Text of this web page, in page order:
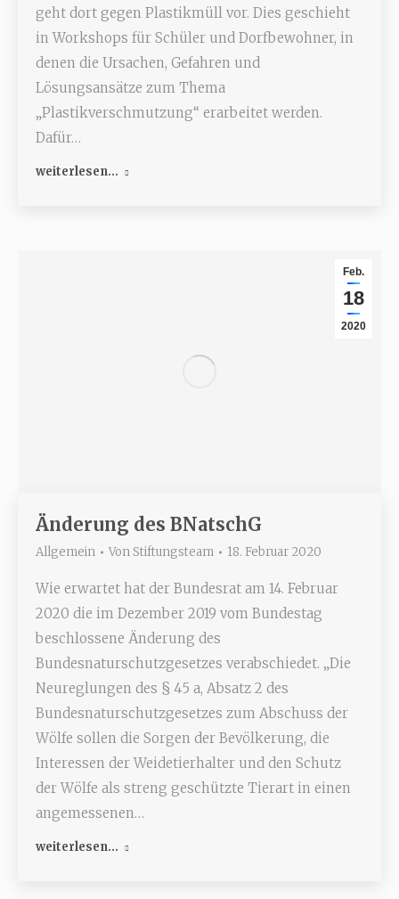
geht dort gegen Plastikmüll vor. Dies geschieht
in Workshops für Schüler und Dorfbewohner, in
denen die Ursachen, Gefahren und
Lösungsansätze zum Thema
„Plastikverschmutzung“ erarbeitet werden.
Dafür…
weiterlesen...
Feb.
18
2020
Änderung des BNatschG
Allgemein Von Stiftungsteam 18. Februar 2020
Wie erwartet hat der Bundesrat am 14. Februar
2020 die im Dezember 2019 vom Bundestag
beschlossene Änderung des
Bundesnaturschutzgesetzes verabschiedet. „Die
Neureglungen des § 45 a, Absatz 2 des
Bundesnaturschutzgesetzes zum Abschuss der
Wölfe sollen die Sorgen der Bevölkerung, die
Interessen der Weidetierhalter und den Schutz
der Wölfe als streng geschützte Tierart in einen
angemessenen…
weiterlesen...